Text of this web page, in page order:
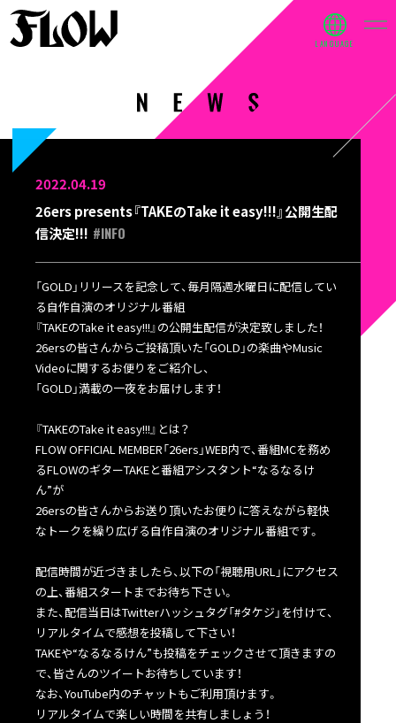
2022.04.19
26ers presents『TAKEのTake it easy!!!』公開生配
信決定!!! #INFO
「GOLD」リリースを記念して、毎月隔週水曜日に配信してい
る自作自演のオリジナル番組
『TAKEのTake it easy!!!』の公開生配信が決定致しました！
26ersの皆さんからご投稿頂いた「GOLD」の楽曲やMusic
Videoに関するお便りをご紹介し、
「GOLD」満載の一夜をお届けします！
『TAKEのTake it easy!!!』とは？
FLOW OFFICIAL MEMBER「26ers」WEB内で、番組MCを務め
るFLOWのギターTAKEと番組アシスタント“なるなるけ
ん”が
26ersの皆さんからお送り頂いたお便りに答えながら軽快
なトークを繰り広げる自作自演のオリジナル番組です。
配信時間が近づきましたら、以下の「視聴用URL」にアクセス
の上、番組スタートまでお待ち下さい。
また、配信当日はTwitterハッシュタグ「#タケジ」を付けて、
リアルタイムで感想を投稿して下さい！
TAKEや“なるなるけん”も投稿をチェックさせて頂きますの
で、皆さんのツイートお待ちしています！
なお、YouTube内のチャットもご利用頂けます。
リアルタイムで楽しい時間を共有しましょう！